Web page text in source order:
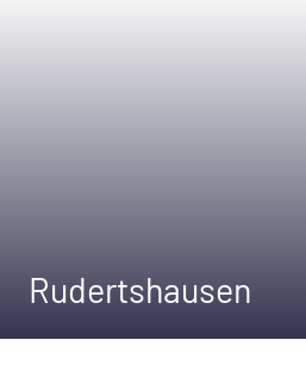
Rudertshausen